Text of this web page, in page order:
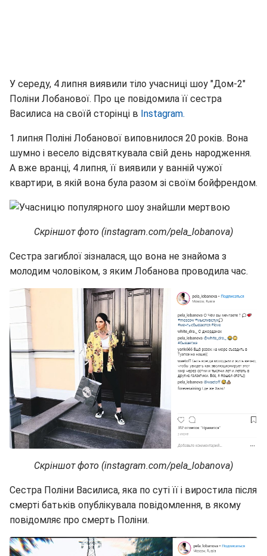
У середу, 4 липня виявили тіло учасниці шоу "Дом-2"
Поліни Лобанової. Про це повідомила її сестра
Василиса на своїй сторінці в Instagram.
1 липня Поліні Лобанової виповнилося 20 років. Вона
шумно і весело відсвяткувала свій день народження.
А вже вранці, 4 липня, її виявили у ванній чужої
квартири, в якій вона була разом зі своїм бойфрендом.
Скріншот фото (instagram.com/pela_lobanova)
Сестра загиблої зізналася, що вона не знайома з
молодим чоловіком, з яким Лобанова проводила час.
Скріншот фото (instagram.com/pela_lobanova)
Сестра Поліни Василиса, яка по суті її і виростила після
смерті батьків опублікувала повідомлення, в якому
повідомляє про смерть Поліни.